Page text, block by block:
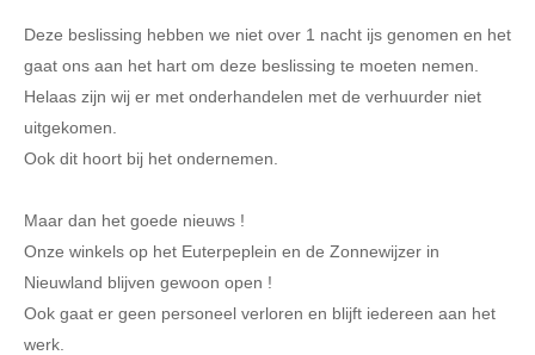
Deze beslissing hebben we niet over 1 nacht ijs genomen en het
gaat ons aan het hart om deze beslissing te moeten nemen.
Helaas zijn wij er met onderhandelen met de verhuurder niet
uitgekomen.
Ook dit hoort bij het ondernemen.
Maar dan het goede nieuws !
Onze winkels op het Euterpeplein en de Zonnewijzer in
Nieuwland blijven gewoon open !
Ook gaat er geen personeel verloren en blijft iedereen aan het
werk.